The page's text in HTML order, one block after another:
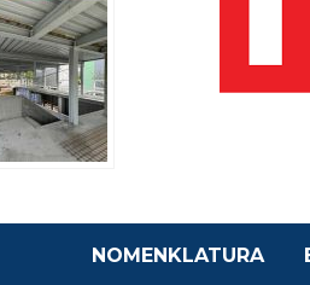
NOMENKLATURA